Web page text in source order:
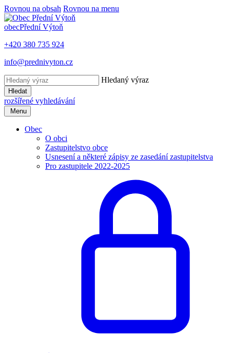
Rovnou na obsah Rovnou na menu
obecPřední Výtoň
+420 380 735 924
info@prednivyton.cz
Hledaný výraz
Hledat
rozšířené vyhledávání
Menu
Obec
O obci
Zastupitelstvo obce
Usnesení a některé zápisy ze zasedání zastupitelstva
Pro zastupitele 2022-2025